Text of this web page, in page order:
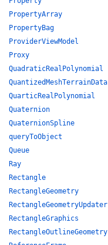
PropertyArray
PropertyBag
ProviderViewModel
Proxy
QuadraticRealPolynomial
QuantizedMeshTerrainData
QuarticRealPolynomial
Quaternion
QuaternionSpline
queryToObject
Queue
Ray
Rectangle
RectangleGeometry
RectangleGeometryUpdater
RectangleGraphics
RectangleOutlineGeometry